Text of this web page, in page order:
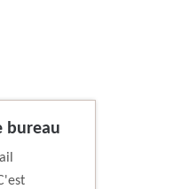
bureau